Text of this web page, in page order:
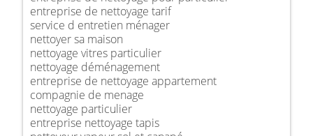
entreprise de nettoyage tarif
service d entretien ménager
nettoyer sa maison
nettoyage vitres particulier
nettoyage déménagement
entreprise de nettoyage appartement
compagnie de menage
nettoyage particulier
entreprise nettoyage tapis